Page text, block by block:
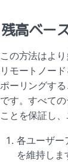
残高ベー
この方法はよ
リモートノー
ポーリングす
です。すべて
ことを保証し
各ユーザー
を維持しま